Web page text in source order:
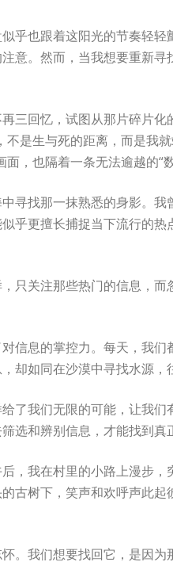
乎也跟着这阳光的节奏轻轻
意。然而，当我想要重新寻
三回忆，试图从那片碎片
是生与死的距离，而是我
，也隔着一条无法逾越的“数
寻找那一抹熟悉的身影。我
乎更擅长捕捉当下流行的
只关注那些热门的信息，
信息的掌控力。每天，我们
却如同在沙漠中寻找水源，
了我们无限的可能，让我
选和辨别信息，才能找到真
，我在村里的小路上漫步，
古树下，笑声和欢呼声此起
。我们想要找回它，是因为